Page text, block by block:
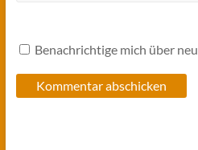
Benachrichtige mich über